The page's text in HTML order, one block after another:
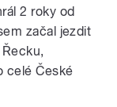
2 roky od
začal jezdit
celé České